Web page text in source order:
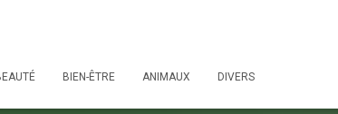
BIEN-ÊTRE ANIMAUX DIVERS